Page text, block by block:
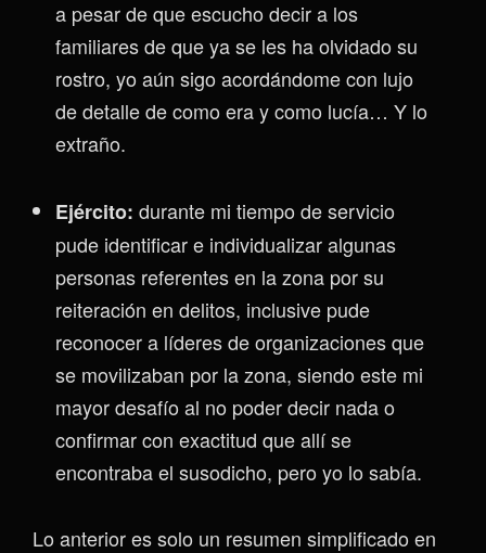
a pesar de que escucho decir a los
familiares de que ya se les ha olvidado su
rostro, yo aún sigo acordándome con lujo
de detalle de como era y como lucía… Y lo
extraño.
Ejército: durante mi tiempo de servicio
pude identificar e individualizar algunas
personas referentes en la zona por su
reiteración en delitos, inclusive pude
reconocer a líderes de organizaciones que
se movilizaban por la zona, siendo este mi
mayor desafío al no poder decir nada o
confirmar con exactitud que allí se
encontraba el susodicho, pero yo lo sabía.
Lo anterior es solo un resumen simplificado en